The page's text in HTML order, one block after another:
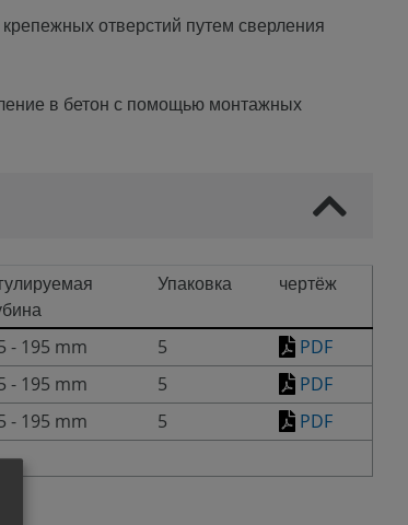
отверстий путем сверления
в бетон с помощью монтажных
Упаковка чертёж
- 195 mm 5
PDF
- 195 mm 5
PDF
- 195 mm 5
PDF